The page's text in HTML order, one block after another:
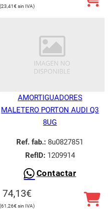
23,41€
AMORTIGUADORES
MALETERO PORTON AUDI Q3
8UG
Ref. fab.: 8u0827851
RefID:1209914
Contactar
74,13€
61,26€